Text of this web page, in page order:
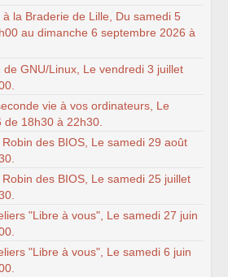
la Braderie de Lille, Du samedi 5
au dimanche 6 septembre 2026 à
GNU/Linux, Le vendredi 3 juillet
vie à vos ordinateurs, Le
18h30 à 22h30.
des BIOS, Le samedi 29 août
des BIOS, Le samedi 25 juillet
"Libre à vous", Le samedi 27 juin
"Libre à vous", Le samedi 6 juin